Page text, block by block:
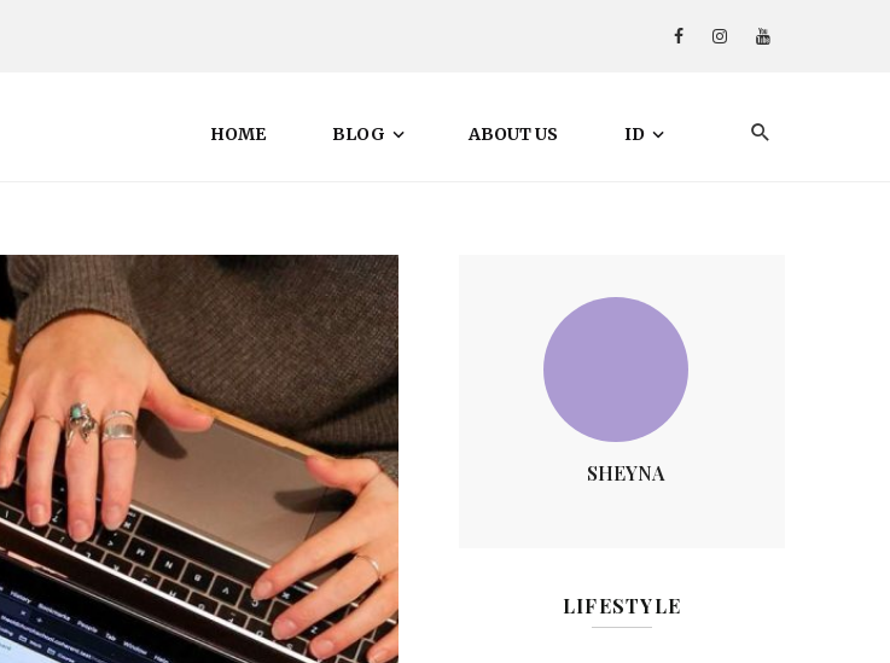
HOME BLOG ABOUT US ID
SHEYNA
LIFESTYLE